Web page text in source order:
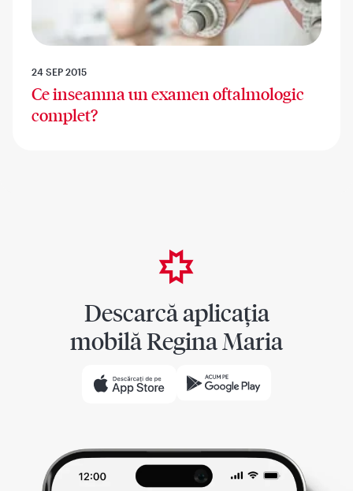
24 SEP 2015
Ce inseamna un examen oftalmologic
complet?
Descarcă aplicația
mobilă Regina Maria